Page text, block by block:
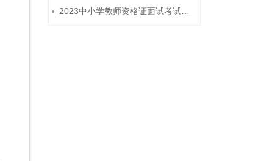
• 2023中小学教师资格证面试考试注意事项